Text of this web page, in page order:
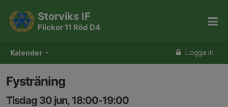
Kalender Logga in
Storviks IF
Flickor 11 Röd D4
Fysträning
Tisdag 30 jun, 18:00-19:00